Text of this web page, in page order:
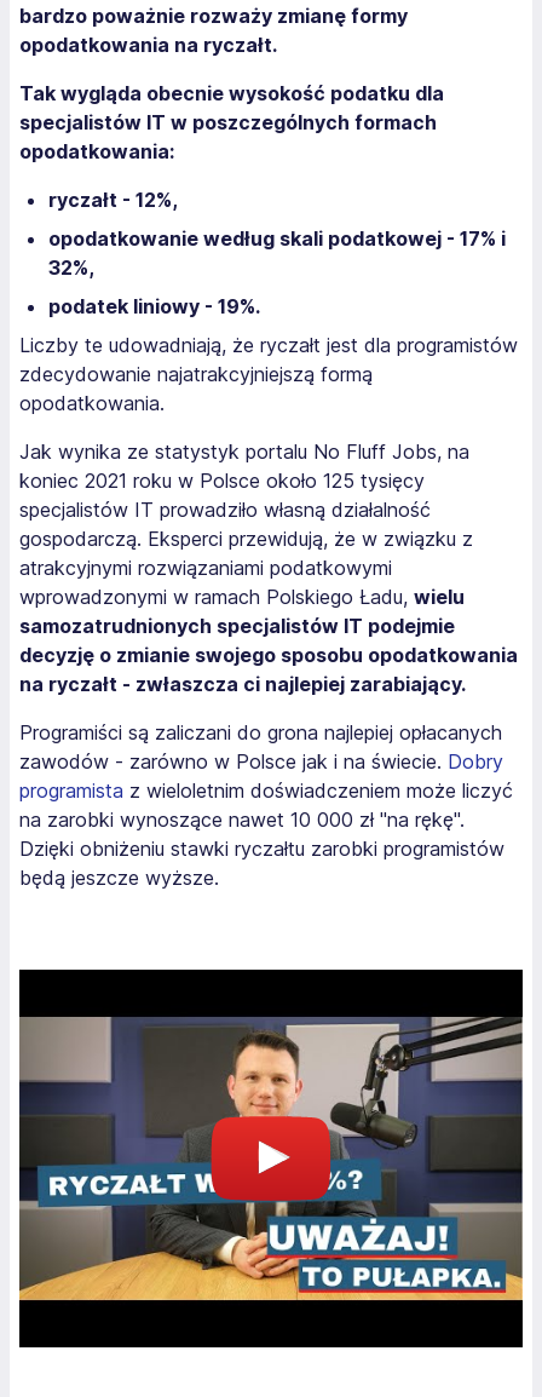
bardzo poważnie rozważy zmianę formy
opodatkowania na ryczałt.
Tak wygląda obecnie wysokość podatku dla
specjalistów IT w poszczególnych formach
opodatkowania:
ryczałt - 12%,
opodatkowanie według skali podatkowej - 17% i
32%,
podatek liniowy - 19%.
Liczby te udowadniają, że ryczałt jest dla programistów
zdecydowanie najatrakcyjniejszą formą
opodatkowania.
Jak wynika ze statystyk portalu No Fluff Jobs, na
koniec 2021 roku w Polsce około 125 tysięcy
specjalistów IT prowadziło własną działalność
gospodarczą. Eksperci przewidują, że w związku z
atrakcyjnymi rozwiązaniami podatkowymi
wprowadzonymi w ramach Polskiego Ładu, wielu
samozatrudnionych specjalistów IT podejmie
decyzję o zmianie swojego sposobu opodatkowania
na ryczałt - zwłaszcza ci najlepiej zarabiający.
Programiści są zaliczani do grona najlepiej opłacanych
zawodów - zarówno w Polsce jak i na świecie. Dobry
programista z wieloletnim doświadczeniem może liczyć
na zarobki wynoszące nawet 10 000 zł "na rękę".
Dzięki obniżeniu stawki ryczałtu zarobki programistów
będą jeszcze wyższe.